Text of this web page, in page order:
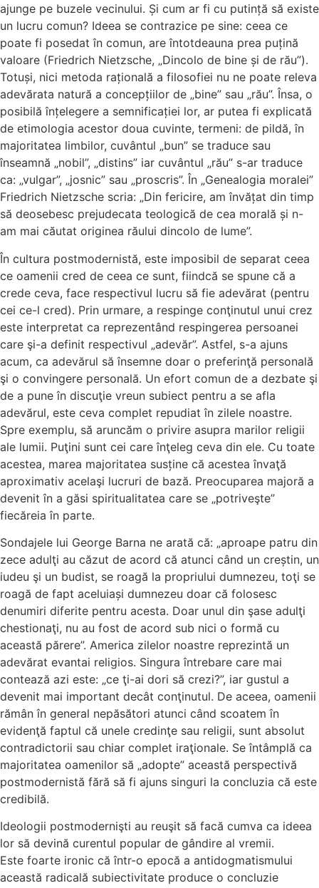
ajunge pe buzele vecinului. Și cum ar fi cu putință să existe
un lucru comun? Ideea se contrazice pe sine: ceea ce
poate fi posedat în comun, are întotdeauna prea puțină
valoare (Friedrich Nietzsche, „Dincolo de bine și de rău”).
Totuși, nici metoda rațională a filosofiei nu ne poate releva
adevărata natură a concepțiilor de „bine” sau „rău”. Însa, o
posibilă înțelegere a semnificației lor, ar putea fi explicată
de etimologia acestor doua cuvinte, termeni: de pildă, în
majoritatea limbilor, cuvântul „bun” se traduce sau
înseamnă „nobil”, „distins” iar cuvântul „rău” s-ar traduce
ca: „vulgar”, „josnic” sau „proscris”. În „Genealogia moralei”
Friedrich Nietzsche scria: „Din fericire, am învățat din timp
să deosebesc prejudecata teologică de cea morală și n-
am mai căutat originea răului dincolo de lume”.
În cultura postmodernistă, este imposibil de separat ceea
ce oamenii cred de ceea ce sunt, fiindcă se spune că a
crede ceva, face respectivul lucru să fie adevărat (pentru
cei ce-l cred). Prin urmare, a respinge conţinutul unui crez
este interpretat ca reprezentând respingerea persoanei
care şi-a definit respectivul „adevăr”. Astfel, s-a ajuns
acum, ca adevărul să însemne doar o preferinţă personală
şi o convingere personală. Un efort comun de a dezbate şi
de a pune în discuţie vreun subiect pentru a se afla
adevărul, este ceva complet repudiat în zilele noastre.
Spre exemplu, să aruncăm o privire asupra marilor religii
ale lumii. Puţini sunt cei care înţeleg ceva din ele. Cu toate
acestea, marea majoritatea susține că acestea învaţă
aproximativ acelaşi lucruri de bază. Preocuparea majoră a
devenit în a găsi spiritualitatea care se „potriveşte”
fiecăreia în parte.
Sondajele lui George Barna ne arată că: „aproape patru din
zece adulţi au căzut de acord că atunci când un creștin, un
iudeu şi un budist, se roagă la propriului dumnezeu, toţi se
roagă de fapt aceluiași dumnezeu doar că folosesc
denumiri diferite pentru acesta. Doar unul din şase adulţi
chestionaţi, nu au fost de acord sub nici o formă cu
această părere”. America zilelor noastre reprezintă un
adevărat evantai religios. Singura întrebare care mai
contează azi este: „ce ţi-ai dori să crezi?”, iar gustul a
devenit mai important decât conţinutul. De aceea, oamenii
rămân în general nepăsători atunci când scoatem în
evidenţă faptul că unele credinţe sau religii, sunt absolut
contradictorii sau chiar complet iraţionale. Se întâmplă ca
majoritatea oamenilor să „adopte” această perspectivă
postmodernistă fără să fi ajuns singuri la concluzia că este
credibilă.
Ideologii postmodernişti au reuşit să facă cumva ca ideea
lor să devină curentul popular de gândire al vremii.
Este foarte ironic că într-o epocă a antidogmatismului
această radicală subiectivitate produce o concluzie